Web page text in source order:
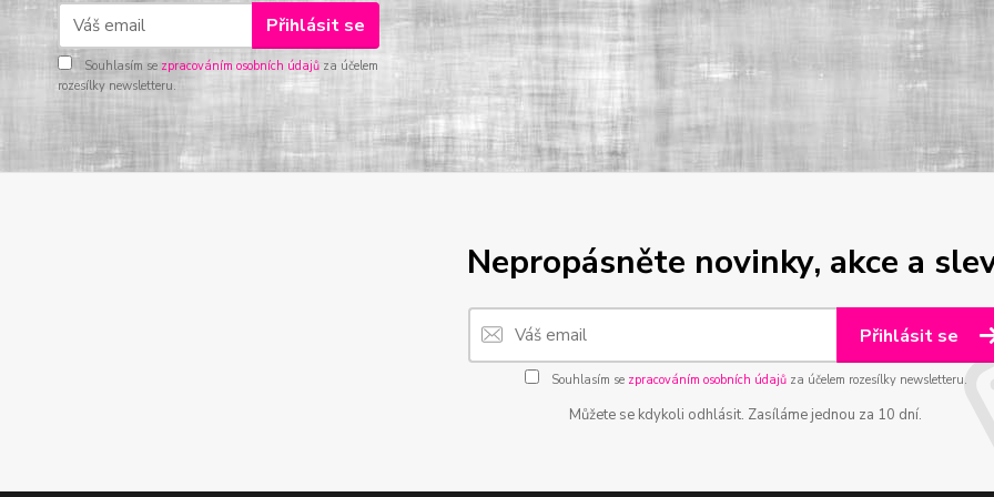
Přihlásit se
Souhlasím se zpracováním osobních údajů za účelem
rozesílky newsletteru.
Nepropásněte novinky, akce a
Přihlásit se
Souhlasím se zpracováním osobních údajůza účelem rozesílky newsletteru.
Můžete se kdykoli odhlásit. Zasíláme jednou za 10 dní.